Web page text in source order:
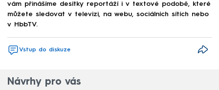
vám přinášíme desítky reportáží i v textové podobě, které
můžete sledovat v televizi, na webu, sociálních sítích nebo
v HbbTV.
Vstup do diskuze
Návrhy pro vás